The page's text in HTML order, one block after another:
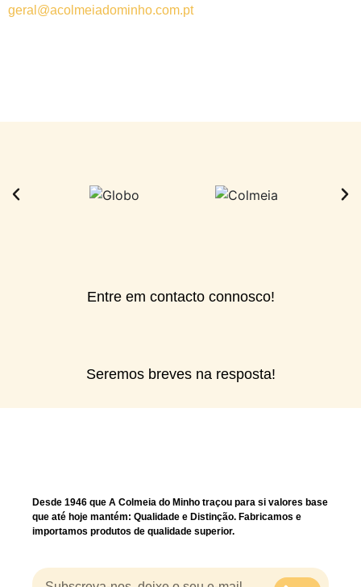
geral@acolmeiadominho.com.pt
Entre em contacto connosco!
Seremos breves na resposta!
Desde 1946 que A Colmeia do Minho traçou para si valores base
que até hoje mantém: Qualidade e Distinção. Fabricamos e
importamos produtos de qualidade superior.